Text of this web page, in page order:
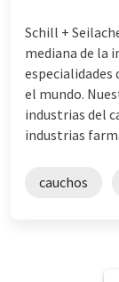
Schill +
mediana de la
especialidades
el mundo.
industrias del
industrias
cauchos